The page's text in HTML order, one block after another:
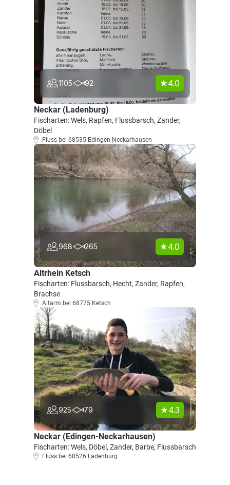
1105 92 4.0
Neckar (Ladenburg)
Fischarten: Wels, Rapfen, Flussbarsch, Zander,
Döbel
Fluss bei 68535 Edingen-Neckarhausen
968 265 4.0
Altrhein Ketsch
Fischarten: Flussbarsch, Hecht, Zander, Rapfen,
Brachse
Altarm bei 68775 Ketsch
925 79 4.3
Neckar (Edingen-Neckarhausen)
Fischarten: Wels, Döbel, Zander, Barbe, Flussbarsch
Fluss bei 68526 Ladenburg